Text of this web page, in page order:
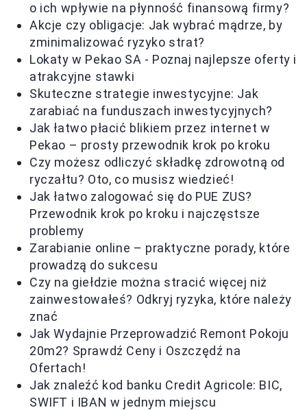
o ich wpływie na płynność finansową firmy?
Akcje czy obligacje: Jak wybrać mądrze, by
zminimalizować ryzyko strat?
Lokaty w Pekao SA - Poznaj najlepsze oferty i
atrakcyjne stawki
Skuteczne strategie inwestycyjne: Jak
zarabiać na funduszach inwestycyjnych?
Jak łatwo płacić blikiem przez internet w
Pekao – prosty przewodnik krok po kroku
Czy możesz odliczyć składkę zdrowotną od
ryczałtu? Oto, co musisz wiedzieć!
Jak łatwo zalogować się do PUE ZUS?
Przewodnik krok po kroku i najczęstsze
problemy
Zarabianie online – praktyczne porady, które
prowadzą do sukcesu
Czy na giełdzie można stracić więcej niż
zainwestowałeś? Odkryj ryzyka, które należy
znać
Jak Wydajnie Przeprowadzić Remont Pokoju
20m2? Sprawdź Ceny i Oszczędź na
Ofertach!
Jak znaleźć kod banku Credit Agricole: BIC,
SWIFT i IBAN w jednym miejscu